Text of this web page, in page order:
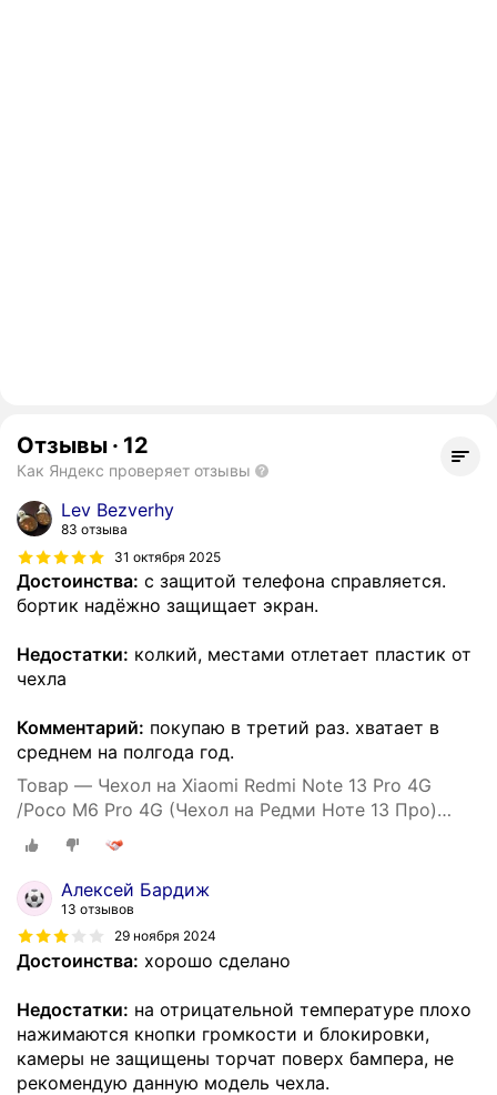
Отзывы · 12
Как Яндекс проверяет отзывы
Lev Bezverhy
83 отзыва
31 октября 2025
Достоинства: с защитой телефона справляется.
бортик надёжно защищает экран.
Недостатки: колкий, местами отлетает пластик от
чехла
Комментарий: покупаю в третий раз. хватает в
среднем на полгода год.
Товар — Чехол на Xiaomi Redmi Note 13 Pro 4G
/Poco M6 Pro 4G (Чехол на Редми Ноте 13 Про)
противоударный, усиленный, черный
Алексей Бардиж
13 отзывов
29 ноября 2024
Достоинства: хорошо сделано
Недостатки: на отрицательной температуре плохо
нажимаются кнопки громкости и блокировки,
камеры не защищены торчат поверх бампера, не
рекомендую данную модель чехла.